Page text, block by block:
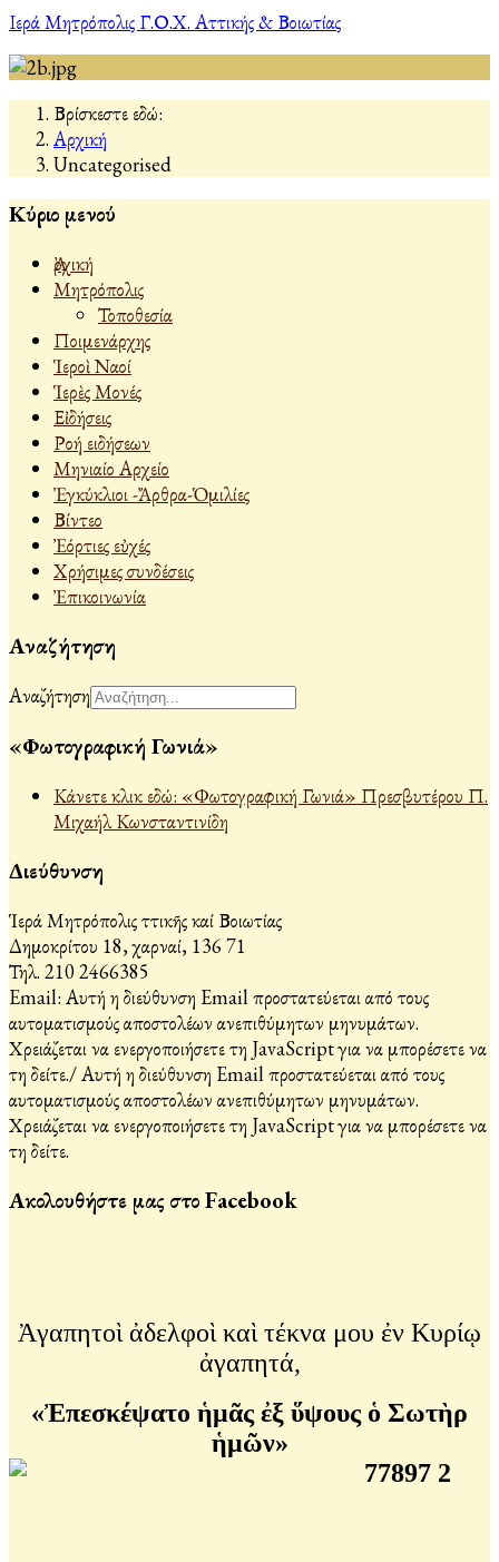
Ιερά Μητρόπολις Γ.Ο.Χ. Αττικής & Βοιωτίας
Βρίσκεστε εδώ:
Αρχική
Uncategorised
Κύριο μενού
Ἀρχική
Μητρόπολις
Τοποθεσία
Ποιμενάρχης
Ἱεροὶ Ναοί
Ἱερὲς Μονές
Εἰδήσεις
Ροή ειδήσεων
Μηνιαίο Αρχείο
Ἐγκύκλιοι -Ἄρθρα-Ὁμιλίες
Βίντεο
Ἐόρτιες εὐχές
Χρήσιμες συνδέσεις
Ἐπικοινωνία
Αναζήτηση
Αναζήτηση
«Φωτογραφική Γωνιά»
Κάνετε κλικ εδώ: «Φωτογραφική Γωνιά» Πρεσβυτέρου Π.
Μιχαήλ Κωνσταντινίδη
Διεύθυνση
Ἱερά Μητρόπολις Ἀττικῆς καί Βοιωτίας
Δημοκρίτου 18, Ἀχαρναί, 136 71
Τηλ. 210 2466385
Email: Αυτή η διεύθυνση Email προστατεύεται από τους
αυτοματισμούς αποστολέων ανεπιθύμητων μηνυμάτων.
Χρειάζεται να ενεργοποιήσετε τη JavaScript για να μπορέσετε να
τη δείτε./Αυτή η διεύθυνση Email προστατεύεται από τους
αυτοματισμούς αποστολέων ανεπιθύμητων μηνυμάτων.
Χρειάζεται να ενεργοποιήσετε τη JavaScript για να μπορέσετε να
τη δείτε.
Ακολουθήστε μας στο Facebook
Ἀγαπητοὶ ἀδελφοὶ καὶ τέκνα μου ἐν Κυρίῳ
ἀγαπητά,
«Ἐπεσκέψατο ἡμᾶς ἐξ ὕψους ὁ Σωτὴρ
ἡμῶν»